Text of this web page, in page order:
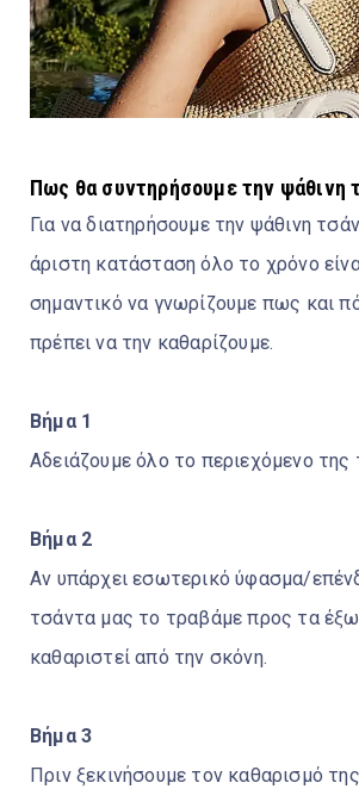
Πως θα συντηρήσουμε την ψάθινη
Για να διατηρήσουμε την ψάθινη
άριστη κατάσταση όλο το χρόνο
σημαντικό να γνωρίζουμε πως και
πρέπει να την καθαρίζουμε.
Βήμα 1
Αδειάζουμε όλο το περιεχόμενο της
Βήμα 2
Αν υπάρχει εσωτερικό ύφασμα/
τσάντα μας το τραβάμε προς τα έξω
καθαριστεί από την σκόνη.
Βήμα 3
Πριν ξεκινήσουμε τον καθαρισμό